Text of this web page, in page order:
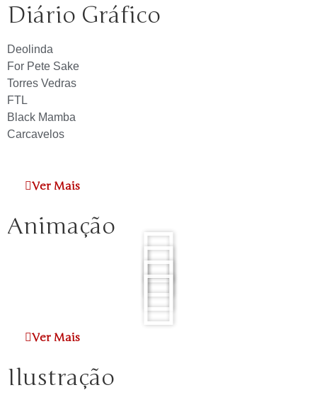
Diário Gráfico
Deolinda
For Pete Sake
Torres Vedras
FTL
Black Mamba
Carcavelos
Ver Mais
Animação
Ver Mais
Ilustração